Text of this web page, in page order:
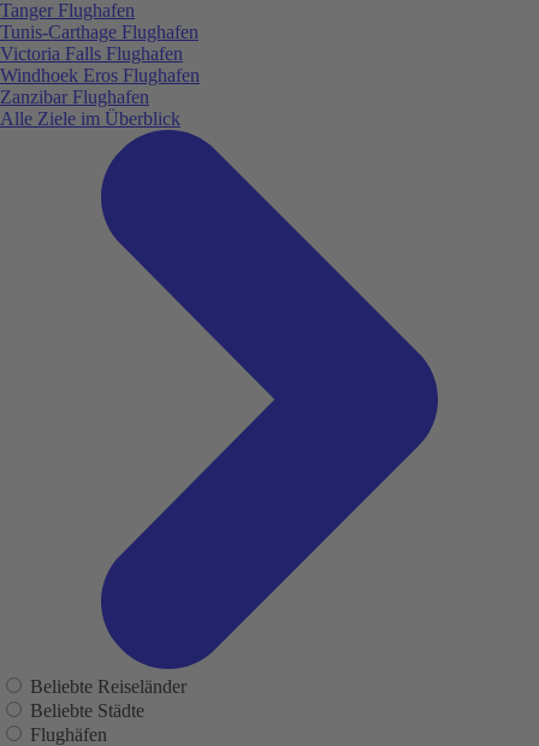
Tanger Flughafen
Tunis-Carthage Flughafen
Victoria Falls Flughafen
Windhoek Eros Flughafen
Zanzibar Flughafen
Alle Ziele im Überblick
Beliebte Reiseländer
Beliebte Städte
Flughäfen